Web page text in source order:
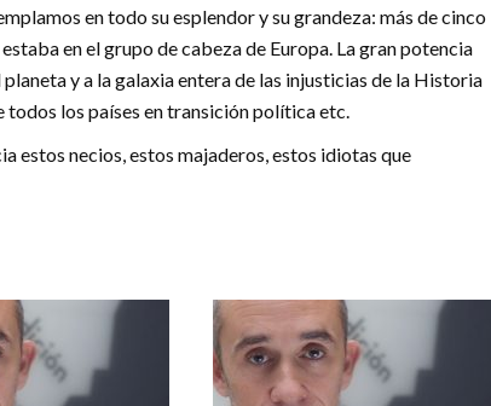
en todo su esplendor y su grandeza: más de cinco
en el grupo de cabeza de Europa. La gran potencia
y a la galaxia entera de las injusticias de la Historia
todos los países en transición política etc.
estos necios, estos majaderos, estos idiotas que